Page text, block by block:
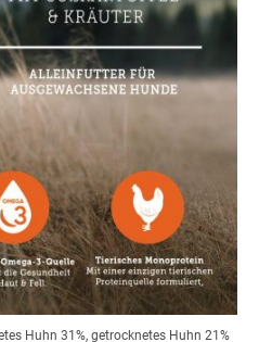
Huhn 31%, getrocknetes Huhn 21%